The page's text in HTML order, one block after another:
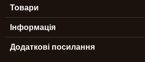
Товари
Інформація
Додаткові посилання